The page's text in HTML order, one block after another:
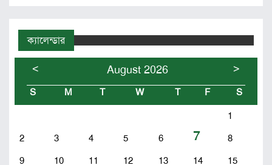
ক্যালেন্ডার
< August 2026 >
S M T W T F
S
1
2
3 4 5 6 7
8
9
10 11 12 13 14
15